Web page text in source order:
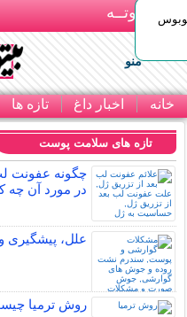
بـیتوتــه
منو
خانه اخبار داغ تازه ها
تازه های سلامت پوست
چگونه عفونت
در مورد آن چه
علل،
روش ترمیا